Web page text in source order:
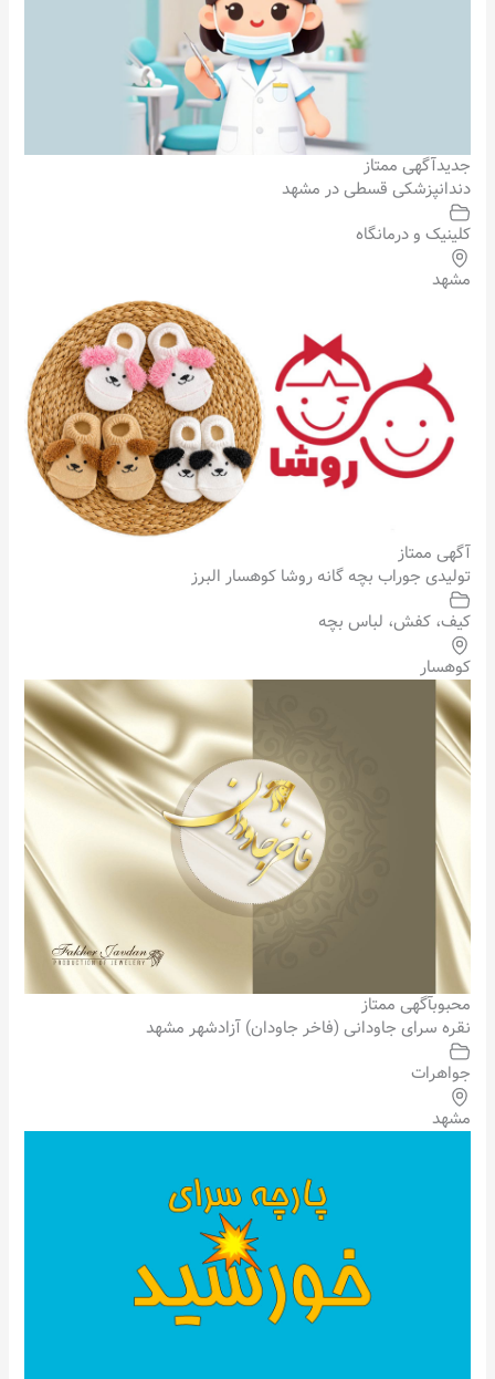
جدیدآگهی ممتاز
دندانپزشکی قسطی در مشهد
کلینیک و درمانگاه
مشهد
آگهی ممتاز
تولیدی جوراب بچه گانه روشا کوهسار البرز
کیف، کفش، لباس بچه
کوهسار
محبوبآگهی ممتاز
نقره سرای جاودانی (فاخر جاودان) آزادشهر مشهد
جواهرات
مشهد